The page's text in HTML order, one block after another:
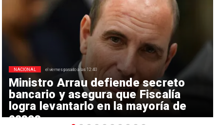
Ministro Arrau defiende secreto
bancario y asegura que Fiscalía
logra levantarlo en la mayoría de
casos
NACIONAL el viernes pasado a las 12:40